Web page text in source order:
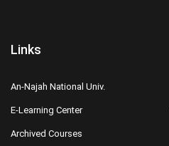
Links
An-Najah National Univ.
E-Learning Center
Archived Courses